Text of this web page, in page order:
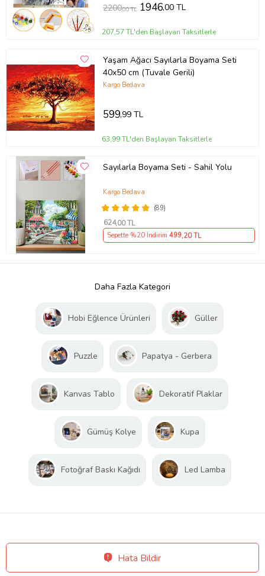
2200,00 TL 1946,00 TL
207,57 TL'den Başlayan Taksitlerle
Yaşam Ağacı Sayılarla Boyama Seti
40x50 cm (Tuvale Gerili)
Kargo Bedava
599,99 TL
63,99 TL'den Başlayan Taksitlerle
Sayılarla Boyama Seti - Sahil Yolu
(89)
Kargo Bedava
624,00 TL
Sepette %20 İndirim 499,20 TL
Daha Fazla Kategori
Hobi Eğlence Ürünleri Güller
Puzzle Papatya - Gerbera
Kanvas Tablo Dekoratif Plaklar
Gümüş Kolye Kupa
Fotoğraf Baskı Kağıdı Led Lamba
Hata Bildir